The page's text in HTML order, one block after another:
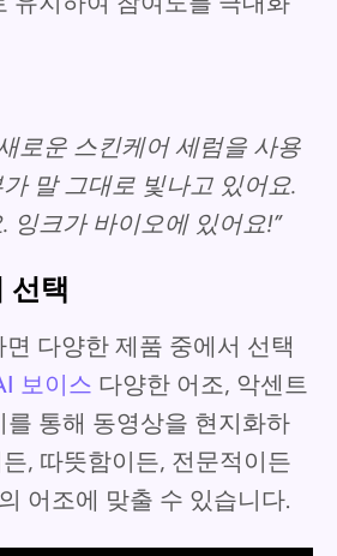
로운 스킨케어 세럼을 사용
말 그대로 빛나고 있어요.
잉크가 바이오에 있어요!”
선택
다양한 제품 중에서 선택
보이스 다양한 어조, 악센트
를 통해 동영상을 현지화하
, 따뜻함이든, 전문적이든
어조에 맞출 수 있습니다.